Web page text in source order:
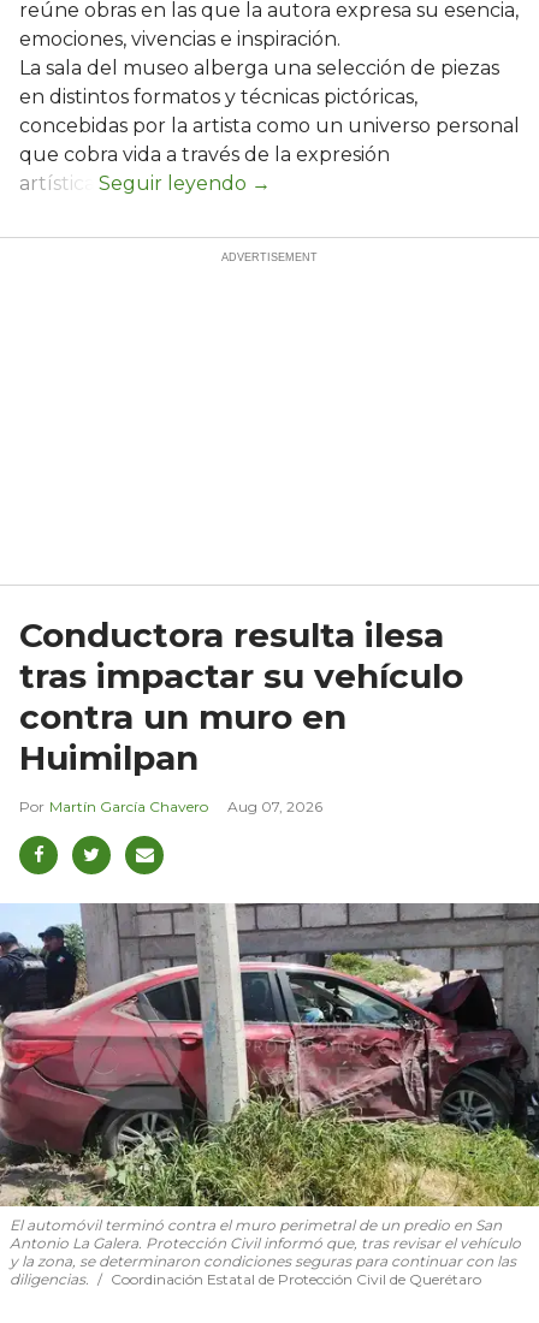
reúne obras en las que la autora expresa su esencia,
emociones, vivencias e inspiración.
La sala del museo alberga una selección de piezas
en distintos formatos y técnicas pictóricas,
concebidas por la artista como un universo personal
que cobra vida a través de la expresión
artística.
Conductora resulta ilesa
tras impactar su vehículo
contra un muro en
Huimilpan
Martín García Chavero Aug 07, 2026
El automóvil terminó contra el muro perimetral de un predio en San
Antonio La Galera. Protección Civil informó que, tras revisar el vehículo
y la zona, se determinaron condiciones seguras para continuar con las
diligencias.
Coordinación Estatal de Protección Civil de Querétaro